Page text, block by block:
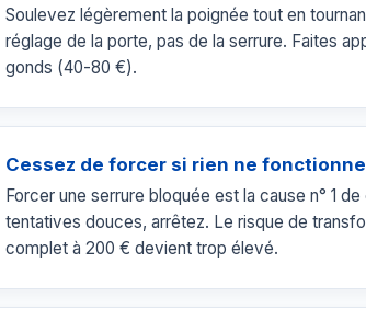
Soulevez légèrement la poignée tout en
réglage de la porte, pas de la serrure. Faites
gonds (40-80 €).
Cessez de forcer si rien ne fonctionne
Forcer une serrure bloquée est la cause n° 1
tentatives douces, arrêtez. Le risque de
complet à 200 € devient trop élevé.